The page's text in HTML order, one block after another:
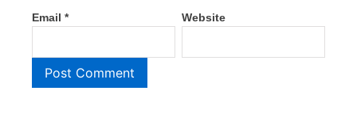
Email * Website